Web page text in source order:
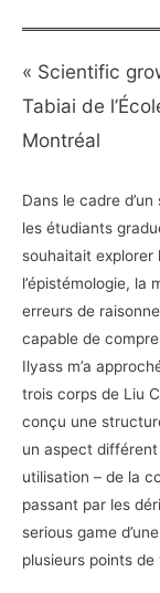
« Scientific
Tabiai de
Montréal
Dans le cadre
les étudiants
souhaitait explorer
l’épistémologie, la
erreurs de
capable de
Ilyass m’a
trois corps de Liu
conçu une
un aspect
utilisation – de la
passant par les
serious game
plusieurs points